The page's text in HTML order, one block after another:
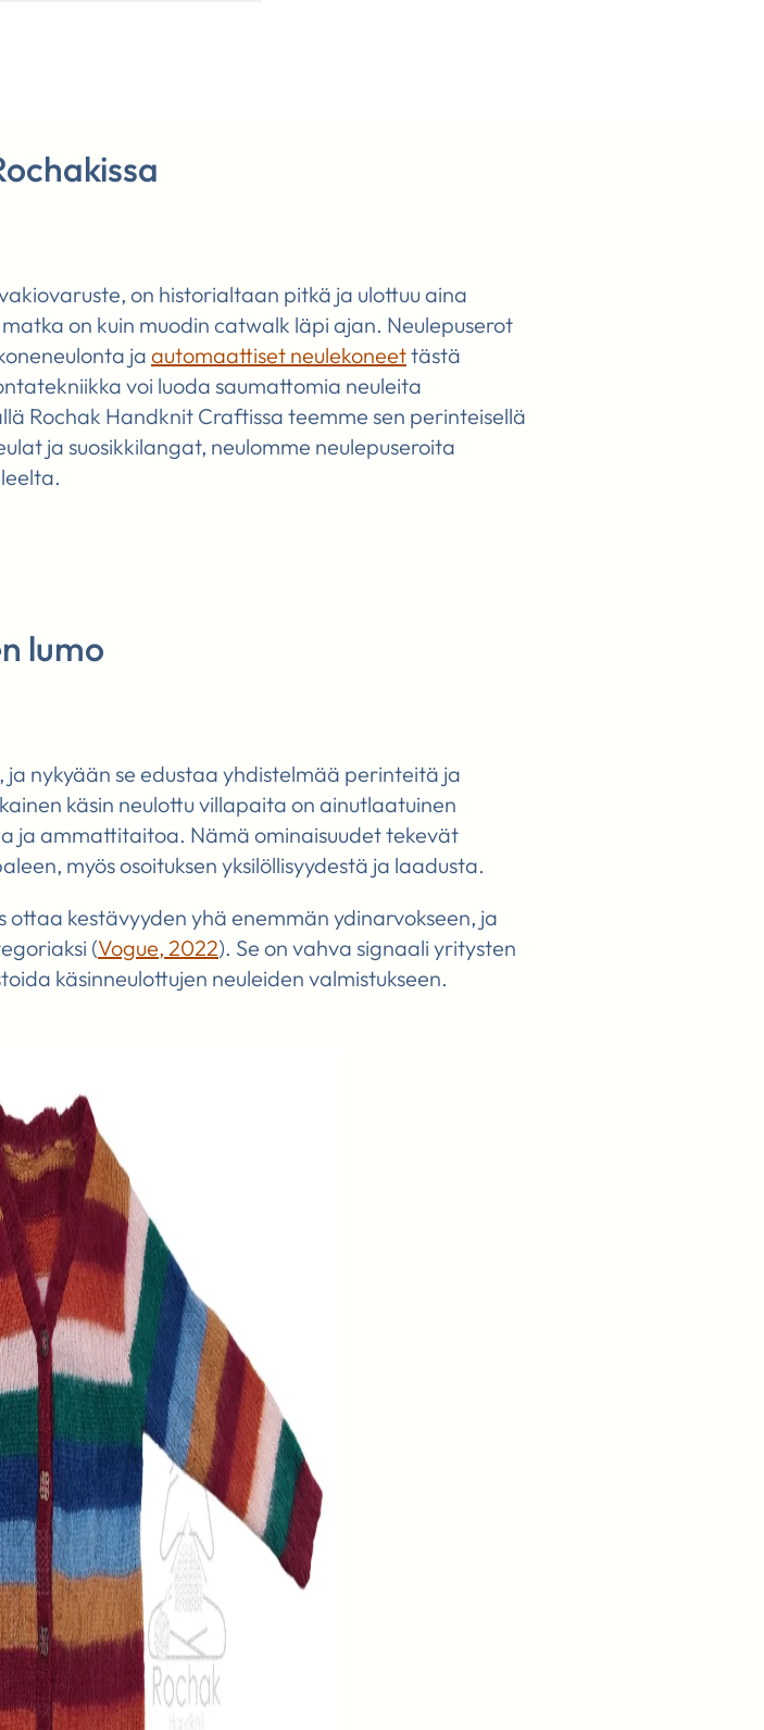
on historialtaan pitkä ja ulottuu aina
on kuin muodin catwalk läpi ajan. Neulepuserot
ja automaattiset neulekoneettästä
voi luoda saumattomia neuleita
Rochak Handknit Craftissa teemme sen perinteisellä
ja suosikkilangat, neulomme neulepuseroita
lumo
nykyään se edustaa yhdistelmää perinteitä ja
käsin neulottu villapaita on ainutlaatuinen
ja ammattitaitoa. Nämä ominaisuudet tekevät
myös osoituksen yksilöllisyydestä ja laadusta.
kestävyyden yhä enemmän ydinarvokseen, ja
(Vogue, 2022). Se on vahva signaali yritysten
käsinneulottujen neuleiden valmistukseen.